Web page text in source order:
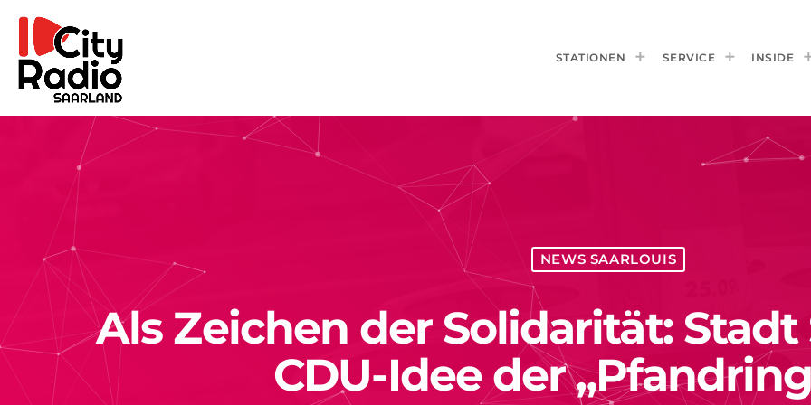
STATIONEN SERVICE INSIDE
NEWS SAARLOUIS
Als Zeichen der Solidarität:
CDU-Idee der